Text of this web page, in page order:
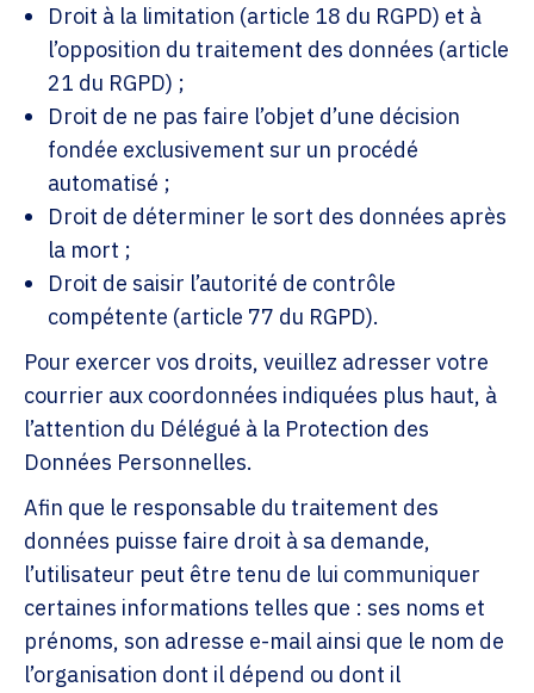
Droit à la limitation (article 18 du RGPD) et à
l’opposition du traitement des données (article
21 du RGPD) ;
Droit de ne pas faire l’objet d’une décision
fondée exclusivement sur un procédé
automatisé ;
Droit de déterminer le sort des données après
la mort ;
Droit de saisir l’autorité de contrôle
compétente (article 77 du RGPD).
Pour exercer vos droits, veuillez adresser votre
courrier aux coordonnées indiquées plus haut, à
l’attention du Délégué à la Protection des
Données Personnelles.
Afin que le responsable du traitement des
données puisse faire droit à sa demande,
l’utilisateur peut être tenu de lui communiquer
certaines informations telles que : ses noms et
prénoms, son adresse e-mail ainsi que le nom de
l’organisation dont il dépend ou dont il